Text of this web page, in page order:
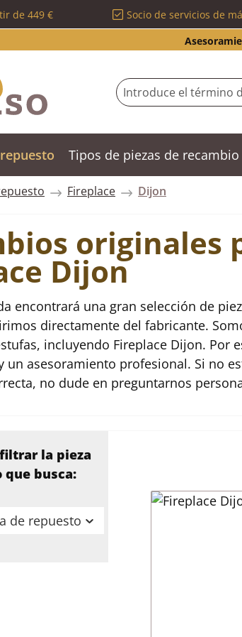
principal
de 449 € Socio de servicios de
Tipos de piezas de recambio
Fireplace Dijon
originales
Dijon
encontrará una gran selección de
directamente del fabricante.
incluyendo Fireplace Dijon. Por
un asesoramiento profesional. Si no
no dude en preguntarnos
la pieza
que busca:
de repuesto